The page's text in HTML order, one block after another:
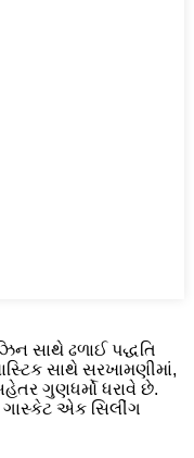
સાથે ઢળાઈ પદ્ધતિ
સાથે સરખામણીમાં,
ગુણધર્મો ધરાવે છે.
ગાસ્કેટ એક સિલીંગ